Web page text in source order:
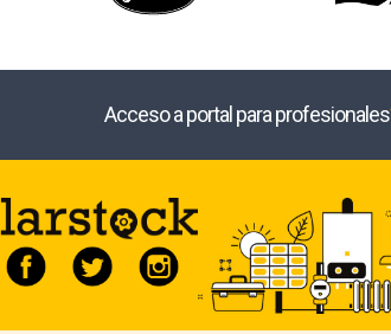
Acceso a portal para profesionales